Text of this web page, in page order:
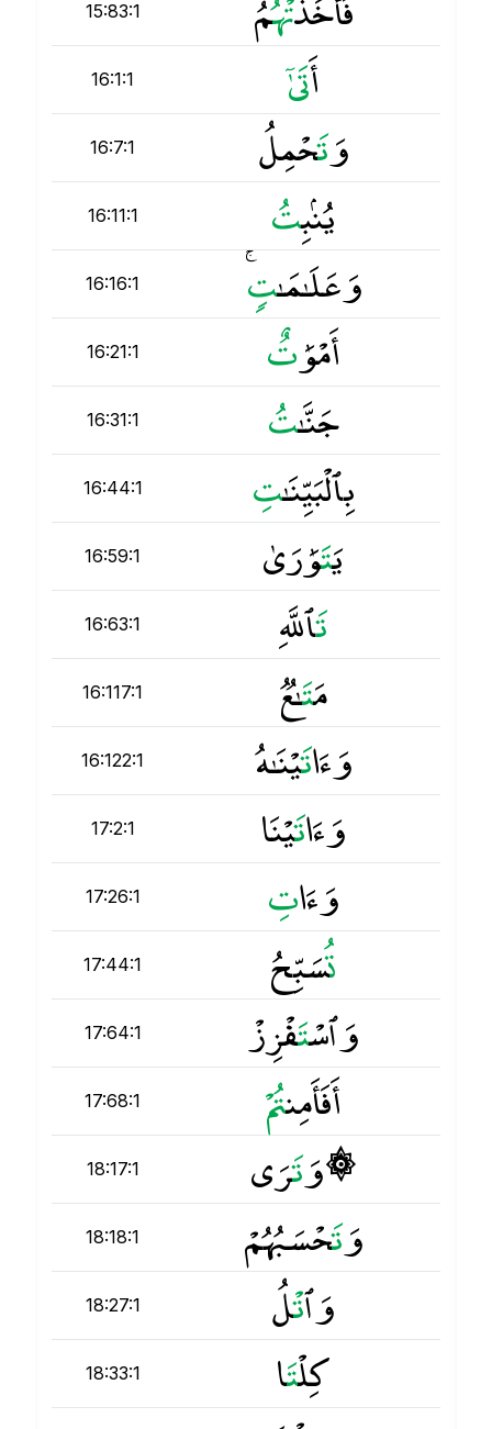
15:83:1
16:1:1 أَت
16:7:1 وَتَحْمِلُ
16:11:1 يُنۢبِت
16:16:1 وَعَلَـٰمَـٰتٍۢ ۚ
16:21:1 أَمْوَٰت
16:31:1 جَنَّـٰت
16:44:1 بِٱلْبَيِّنَـٰت
16:59:1 يَتَوَٰرَىٰ
16:63:1 تَٱللَّهِ
16:117:1 مَتَـٰعٌۭ
16:122:1 وَءَاتَيْنَـٰهُ
17:2:1 وَءَاتَيْنَا
17:26:1 وَءَات
17:44:1 تُسَبِّحُ
17:64:1 وَٱسْتَفْزِزْ
17:68:1 أَفَأَمِنت
18:17:1 ۞ وَتَرَى
18:18:1 وَتَحْسَبُهُمْ
18:27:1 وَٱتْلُ
18:33:1 كِلْتَا